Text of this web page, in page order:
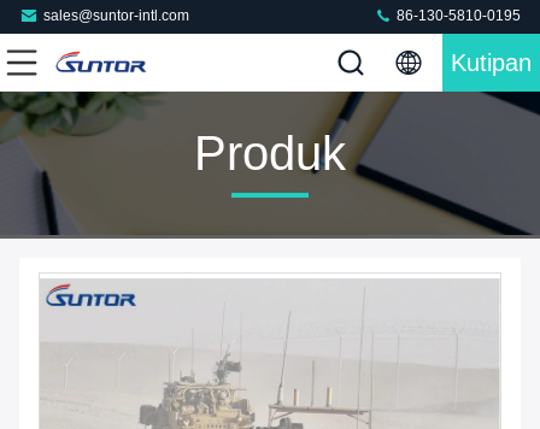
sales@suntor-intl.com 86-130-5810-0195
Kutipan
Produk